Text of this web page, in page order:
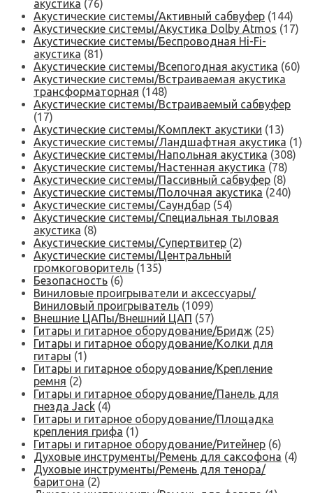
акустика (76)
Акустические системы/Активный сабвуфер (144)
Акустические системы/Акустика Dolby Atmos (17)
Акустические системы/Беспроводная Hi-Fi-
акустика (81)
Акустические системы/Всепогодная акустика (60)
Акустические системы/Встраиваемая акустика
трансформаторная (148)
Акустические системы/Встраиваемый сабвуфер
(17)
Акустические системы/Комплект акустики (13)
Акустические системы/Ландшафтная акустика (1)
Акустические системы/Напольная акустика (308)
Акустические системы/Настенная акустика (78)
Акустические системы/Пассивный сабвуфер (8)
Акустические системы/Полочная акустика (240)
Акустические системы/Саундбар (54)
Акустические системы/Специальная тыловая
акустика (8)
Акустические системы/Супертвитер (2)
Акустические системы/Центральный
громкоговоритель (135)
Безопасность (6)
Виниловые проигрыватели и аксессуары/
Виниловый проигрыватель (1099)
Внешние ЦАПы/Внешний ЦАП (57)
Гитары и гитарное оборудование/Бридж (25)
Гитары и гитарное оборудование/Колки для
гитары (1)
Гитары и гитарное оборудование/Крепление
ремня (2)
Гитары и гитарное оборудование/Панель для
гнезда Jack (4)
Гитары и гитарное оборудование/Площадка
крепления грифа (1)
Гитары и гитарное оборудование/Ритейнер (6)
Духовые инструменты/Ремень для саксофона (4)
Духовые инструменты/Ремень для тенора/
баритона (2)